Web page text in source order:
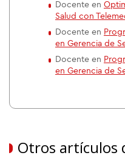
Docente en
Salud con
Docente en
en Gerencia de
Docente en
en Gerencia de
Otros artículos